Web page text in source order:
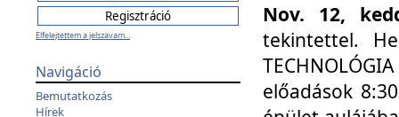
Elfelejtettem a jelszavam...
Navigáció
Bemutatkozás
Hírek
Nov. 12,
tekintettel.
előadások